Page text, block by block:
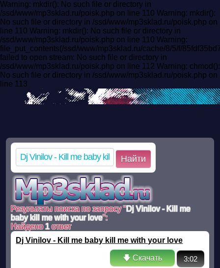
Warning: mkdir(): No such file or directory in
/ssd/www/mp3sklad.ru/poisk.php on line 110 Warning: mkdir():
No such file or directory in /ssd/www/mp3sklad.ru/poisk.php on
line 110 Warning: mkdir(): No such file or directory in
/ssd/www/mp3sklad.ru/poisk.php on line 110 Warning:
file_put_contents(/ssd/www/mp3sklad.ru/cache/8/5/f/
failed to open stream: No such file or directory in
/ssd/www/mp3sklad.ru/poisk.php on line 112 Warning: chmod():
No such file or directory in /ssd/www/mp3sklad.ru/poisk.php on
line 113
Найти
Результаты поиска по запросу "Dj Vinilov - Kill me
baby kill me with your love":
Найдено1ответ
Dj Vinilov - Kill me baby kill me with your love
🡇 Скачать 3:02